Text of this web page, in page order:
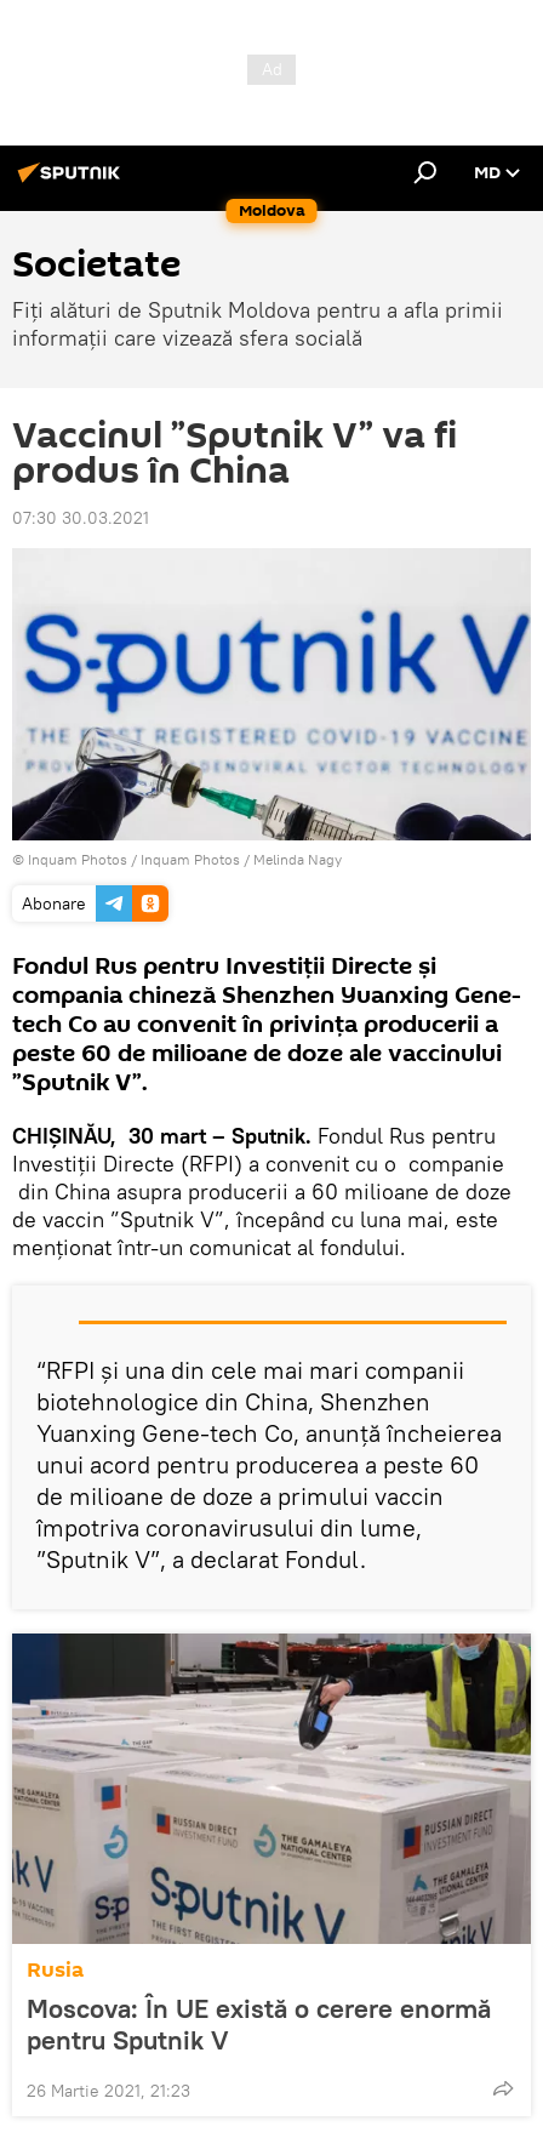
Moldova
MD
Societate
Fiți alături de Sputnik Moldova pentru a afla primii
informații care vizează sfera socială
Vaccinul ”Sputnik V” va fi
produs în China
07:30 30.03.2021
© Inquam Photos / Inquam Photos / Melinda Nagy
Abonare
Fondul Rus pentru Investiții Directe și
compania chineză Shenzhen Yuanxing Gene-
tech Co au convenit în privința producerii a
peste 60 de milioane de doze ale vaccinului
”Sputnik V”.
CHIȘINĂU, 30 mart – Sputnik. Fondul Rus pentru
Investiții Directe (RFPI) a convenit cu o companie
din China asupra producerii a 60 milioane de doze
de vaccin ”Sputnik V”, începând cu luna mai, este
menționat într-un comunicat al fondului.
“RFPI și una din cele mai mari companii
biotehnologice din China, Shenzhen
Yuanxing Gene-tech Co, anunță încheierea
unui acord pentru producerea a peste 60
de milioane de doze a primului vaccin
împotriva coronavirusului din lume,
”Sputnik V”, a declarat Fondul.
Rusia
Moscova: În UE există o cerere enormă
pentru Sputnik V
26 Martie 2021, 21:23